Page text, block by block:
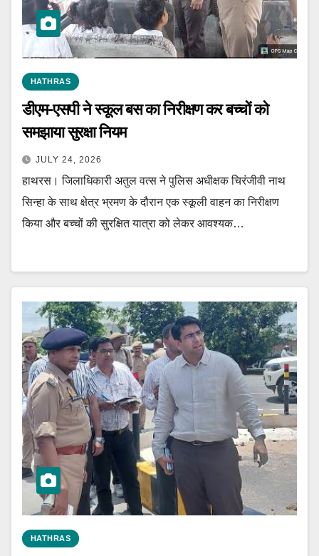
HATHRAS
डीएम-एसपी ने स्कूल बस का निरीक्षण कर बच्चों को
समझाया सुरक्षा नियम
JULY 24, 2026
हाथरस। जिलाधिकारी अतुल वत्स ने पुलिस अधीक्षक चिरंजीवी नाथ
सिन्हा के साथ क्षेत्र भ्रमण के दौरान एक स्कूली वाहन का निरीक्षण
किया और बच्चों की सुरक्षित यात्रा को लेकर आवश्यक…
HATHRAS